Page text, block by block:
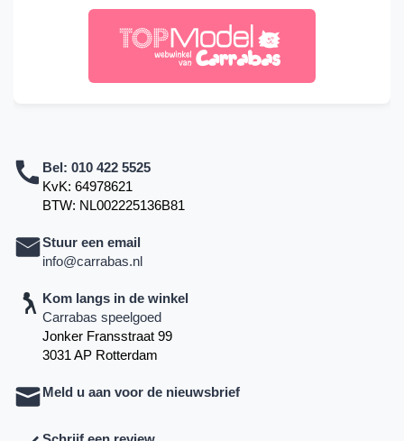
Bel: 010 422 5525
KvK: 64978621
BTW: NL002225136B81
Stuur een email
info@carrabas.nl
Kom langs in de winkel
Carrabas speelgoed
Jonker Fransstraat 99
3031 AP Rotterdam
Meld u aan voor de nieuwsbrief